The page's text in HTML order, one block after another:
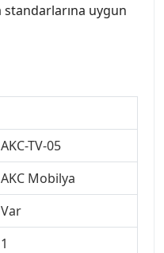
uygun
AKC-TV-05
AKC Mobilya
Var
1